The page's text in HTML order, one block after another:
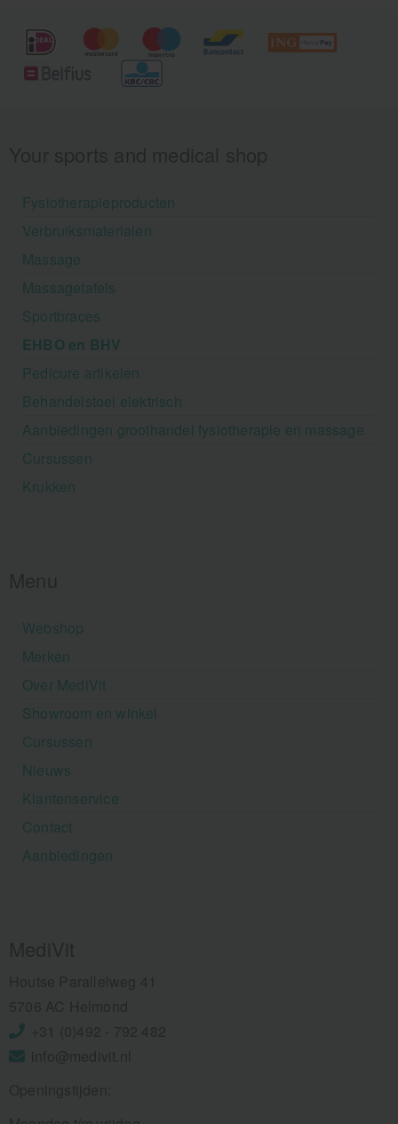
Fysiotherapieproducten
Verbruiksmaterialen
Massage
Massagetafels
Sportbraces
EHBO en BHV
Pedicure artikelen
Behandelstoel elektrisch
Aanbiedingen groothandel fysiotherapie en massage
Cursussen
Krukken
Webshop
Merken
Over MediVit
Showroom en winkel
Cursussen
Nieuws
Klantenservice
Contact
Aanbiedingen